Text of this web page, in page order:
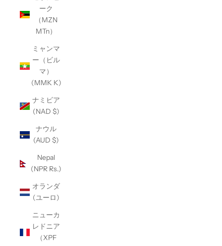
ーク
（MZN
MTn）
ミャンマ
ー（ビル
マ）
(MMK K)
ナミビア
(NAD $)
ナウル
(AUD $)
Nepal
(NPR Rs.)
オランダ
(ユーロ)
ニューカ
レドニア
（XPF